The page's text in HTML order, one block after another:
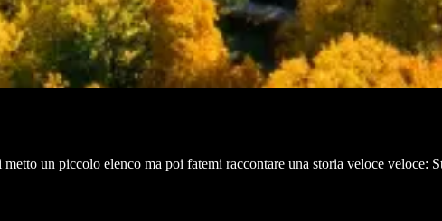
un piccolo elenco ma poi fatemi raccontare una storia veloce veloce: